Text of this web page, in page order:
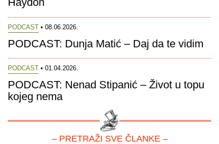
PODCAST • 08.06.2026.
PODCAST: Dunja Matić – Daj da te vidim
PODCAST • 01.04.2026.
PODCAST: Nenad Stipanić – Život u topu
kojeg nema
– PRETRAŽI SVE ČLANKE –